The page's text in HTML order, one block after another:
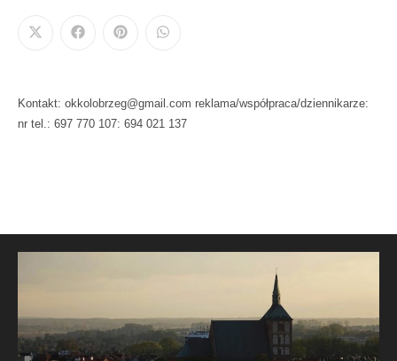
Kontakt: okkolobrzeg@gmail.com reklama/współpraca/dziennikarze:
nr tel.: 697 770 107: 694 021 137